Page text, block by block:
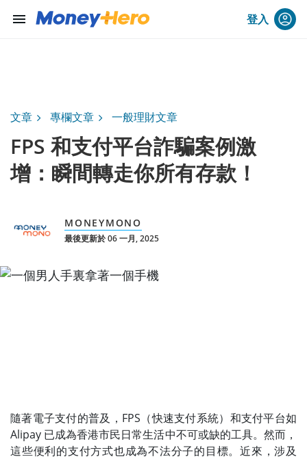
menu 登入
文章 專欄文章 一般理財文章
FPS 和支付平台詐騙案例激
增：瞬間轉走你所有存款！
MONEYMONO
最後更新於 06 一月, 2025
隨著電子支付的普及，FPS（快速支付系統）和支付平台如
Alipay 已成為香港市民日常生活中不可或缺的工具。然而，
這些便利的支付方式也成為不法分子的目標。近來，涉及